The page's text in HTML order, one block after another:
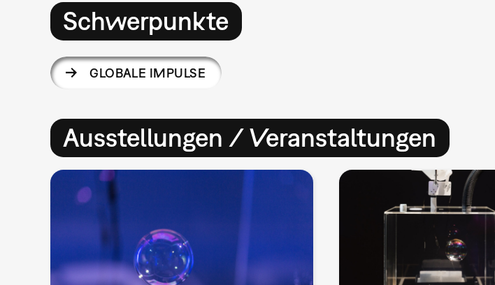
Schwerpunkte
GLOBALE IMPULSE
Ausstellungen / Veranstaltungen